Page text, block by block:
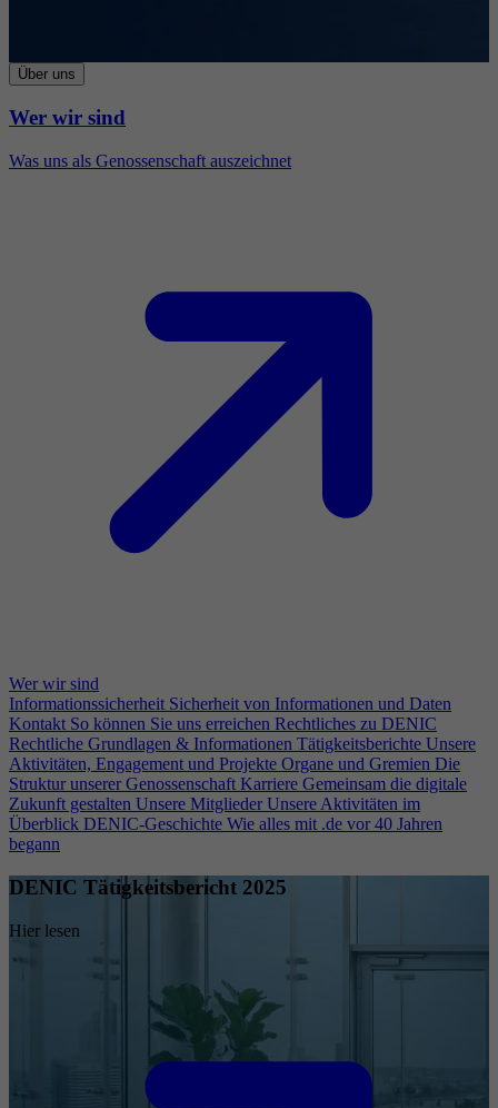
Über uns
Wer wir sind
Was uns als Genossenschaft auszeichnet
Wer wir sind
Informationssicherheit Sicherheit von Informationen und Daten
Kontakt So können Sie uns erreichen Rechtliches zu DENIC
Rechtliche Grundlagen & Informationen Tätigkeitsberichte Unsere
Aktivitäten, Engagement und Projekte Organe und Gremien Die
Struktur unserer Genossenschaft Karriere Gemeinsam die digitale
Zukunft gestalten Unsere Mitglieder Unsere Aktivitäten im
Überblick DENIC-Geschichte Wie alles mit .de vor 40 Jahren
begann
DENIC Tätigkeitsbericht 2025
Hier lesen